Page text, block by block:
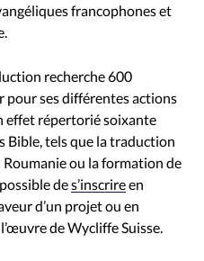
francophones et
recherche 600
pour ses différentes actions
effet répertorié soixante
Bible, tels que la traduction
ou la formation de
des’inscrireen
d’un projet ou en
de Wycliffe Suisse.